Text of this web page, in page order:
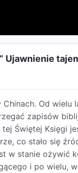
Od wielu
zapisów
Świętej Księgi
co stało się
w stanie ożywić
i po wielu,